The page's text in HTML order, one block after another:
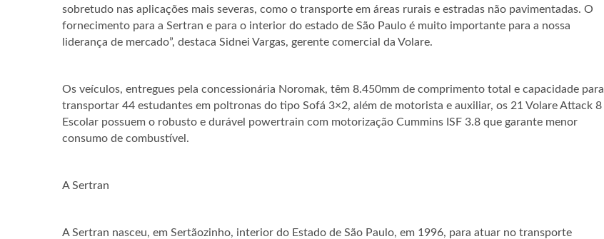
sobretudo nas aplicações mais severas, como o transporte em áreas rurais e estradas não pavimentadas. O
fornecimento para a Sertran e para o interior do estado de São Paulo é muito importante para a nossa
liderança de mercado”, destaca Sidnei Vargas, gerente comercial da Volare.
Os veículos, entregues pela concessionária Noromak, têm 8.450mm de comprimento total e capacidade para
transportar 44 estudantes em poltronas do tipo Sofá 3×2, além de motorista e auxiliar, os 21 Volare Attack 8
Escolar possuem o robusto e durável powertrain com motorização Cummins ISF 3.8 que garante menor
consumo de combustível.
A Sertran
A Sertran nasceu, em Sertãozinho, interior do Estado de São Paulo, em 1996, para atuar no transporte